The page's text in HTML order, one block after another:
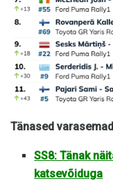
Tänased
SS8: Tänak
katsevõiduga